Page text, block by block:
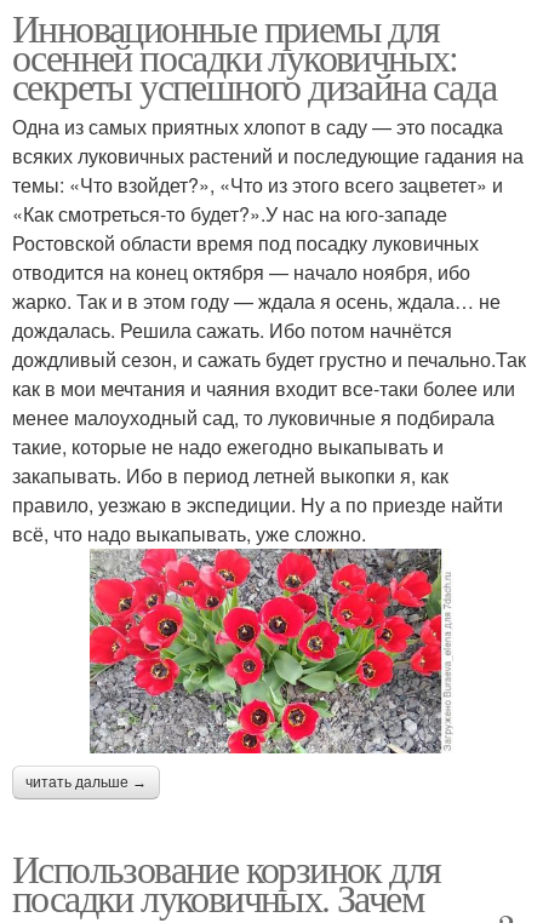
Инновационные приемы для
осенней посадки луковичных:
секреты успешного дизайна сада
Одна из самых приятных хлопот в саду — это посадка
всяких луковичных растений и последующие гадания на
темы: «Что взойдет?», «Что из этого всего зацветет» и
«Как смотреться-то будет?».У нас на юго-западе
Ростовской области время под посадку луковичных
отводится на конец октября — начало ноября, ибо
жарко. Так и в этом году — ждала я осень, ждала… не
дождалась. Решила сажать. Ибо потом начнётся
дождливый сезон, и сажать будет грустно и печально.Так
как в мои мечтания и чаяния входит все-таки более или
менее малоуходный сад, то луковичные я подбирала
такие, которые не надо ежегодно выкапывать и
закапывать. Ибо в период летней выкопки я, как
правило, уезжаю в экспедиции. Ну а по приезде найти
всё, что надо выкапывать, уже сложно.
читать дальше →
Использование корзинок для
посадки луковичных. Зачем